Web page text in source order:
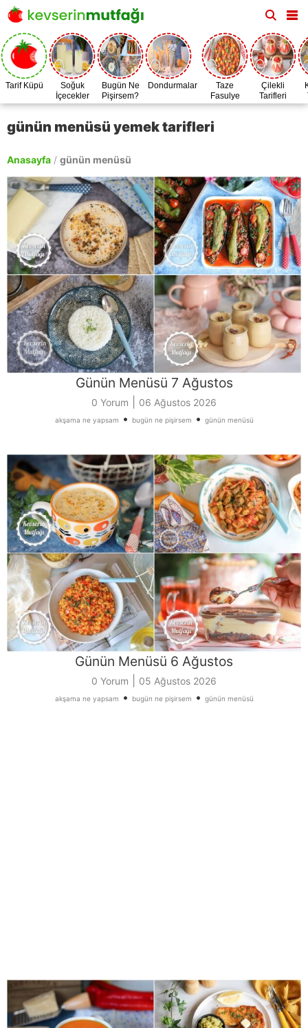
Tarif Küpü
Soğuk
İçecekler
Bugün Ne
Pişirsem?
Dondurmalar
Taze
Fasulye
Zamanı
Çilekli
Tarifleri
günün menüsü yemek tarifleri
Anasayfa / günün menüsü
Günün Menüsü 7 Ağustos
0 Yorum 06 Ağustos 2026
akşama ne yapsam • bugün ne pişirsem • günün menüsü
Günün Menüsü 6 Ağustos
0 Yorum 05 Ağustos 2026
akşama ne yapsam • bugün ne pişirsem • günün menüsü